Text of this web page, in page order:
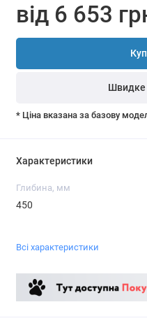
від 6 653
Швидке
* Ціна вказана за базову
Характеристики
Глибина, мм
450
Всі характеристики